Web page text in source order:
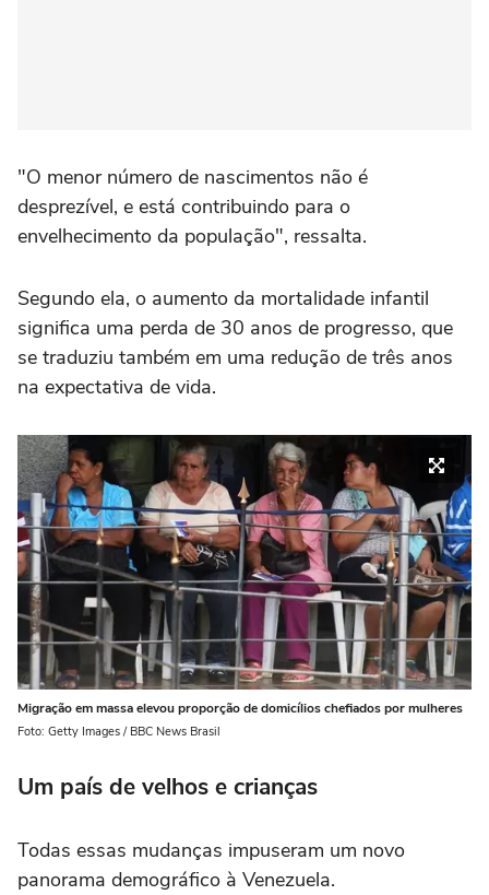
"O menor número de nascimentos não é
desprezível, e está contribuindo para o
envelhecimento da população", ressalta.
Segundo ela, o aumento da mortalidade infantil
significa uma perda de 30 anos de progresso, que
se traduziu também em uma redução de três anos
na expectativa de vida.
Migração em massa elevou proporção de domicílios chefiados por mulheres
Foto: Getty Images / BBC News Brasil
Um país de velhos e crianças
Todas essas mudanças impuseram um novo
panorama demográfico à Venezuela.